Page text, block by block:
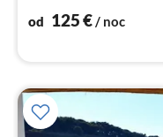
od 125€/ noc